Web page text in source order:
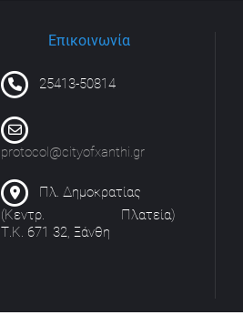
Επικοινωνία
25413-50814
protocol@cityofxanthi.gr
Πλ. Δημοκρατίας
(Κεντρ. Πλατεία)
Τ.Κ. 671 32, Ξάνθη